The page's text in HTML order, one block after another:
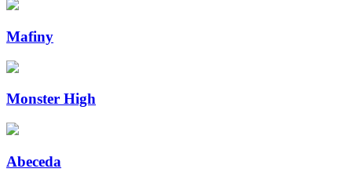
Mafiny
Monster High
Abeceda